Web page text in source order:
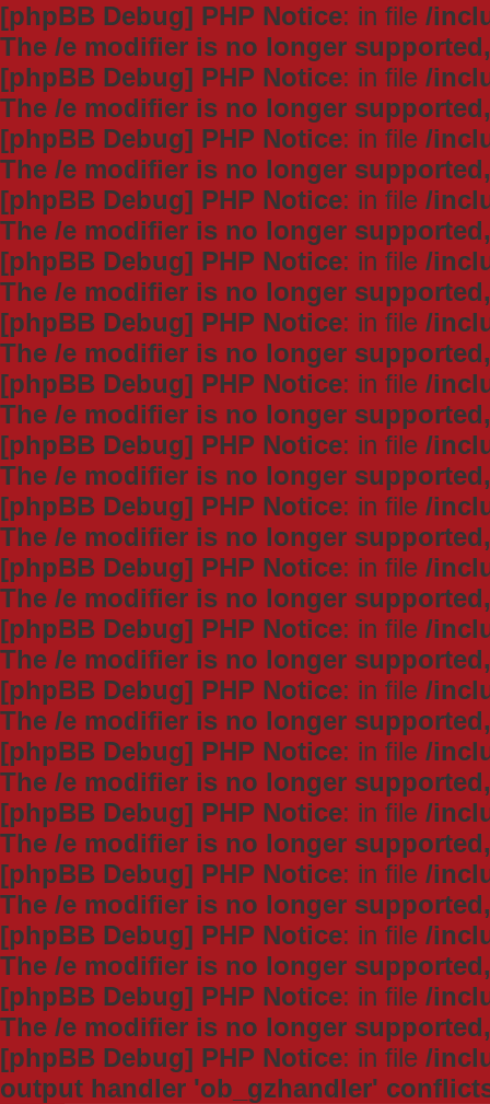
[phpBB Debug] PHP Notice: in file /
The /e modifier is no longer
[phpBB Debug] PHP Notice: in file /
The /e modifier is no longer
[phpBB Debug] PHP Notice: in file /
The /e modifier is no longer
[phpBB Debug] PHP Notice: in file /
The /e modifier is no longer
[phpBB Debug] PHP Notice: in file /
The /e modifier is no longer
[phpBB Debug] PHP Notice: in file /
The /e modifier is no longer
[phpBB Debug] PHP Notice: in file /
The /e modifier is no longer
[phpBB Debug] PHP Notice: in file /
The /e modifier is no longer
[phpBB Debug] PHP Notice: in file /
The /e modifier is no longer
[phpBB Debug] PHP Notice: in file /
The /e modifier is no longer
[phpBB Debug] PHP Notice: in file /
The /e modifier is no longer
[phpBB Debug] PHP Notice: in file /
The /e modifier is no longer
[phpBB Debug] PHP Notice: in file /
The /e modifier is no longer
[phpBB Debug] PHP Notice: in file /
The /e modifier is no longer
[phpBB Debug] PHP Notice: in file /
The /e modifier is no longer
[phpBB Debug] PHP Notice: in file /
The /e modifier is no longer
[phpBB Debug] PHP Notice: in file /
The /e modifier is no longer
[phpBB Debug] PHP Notice: in file /
output handler 'ob_gzhandler'